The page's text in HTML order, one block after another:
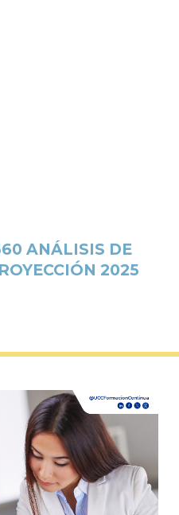
ANÁLISIS DE
2025